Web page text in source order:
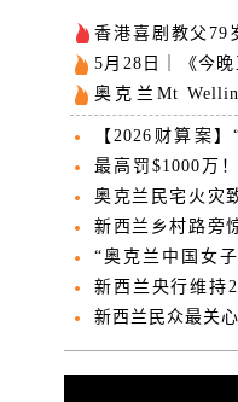
香港喜剧教父79
一生辉煌毁于念贪
5月28日｜《今
布，即将开启预
奥克兰Mt
伤，警方逮捕一
【2026财算案
消、投资国防
露”！包括这些重
最高罚$1000万
市场 “利好每个家
奥克兰民宅火灾
姓名
新西兰乡村路旁
生母一周无果
“奥克兰中国女
“方舟”据点五名
新西兰央行维持
加息将更快到来
新西兰民众最关
升至第四 生活成